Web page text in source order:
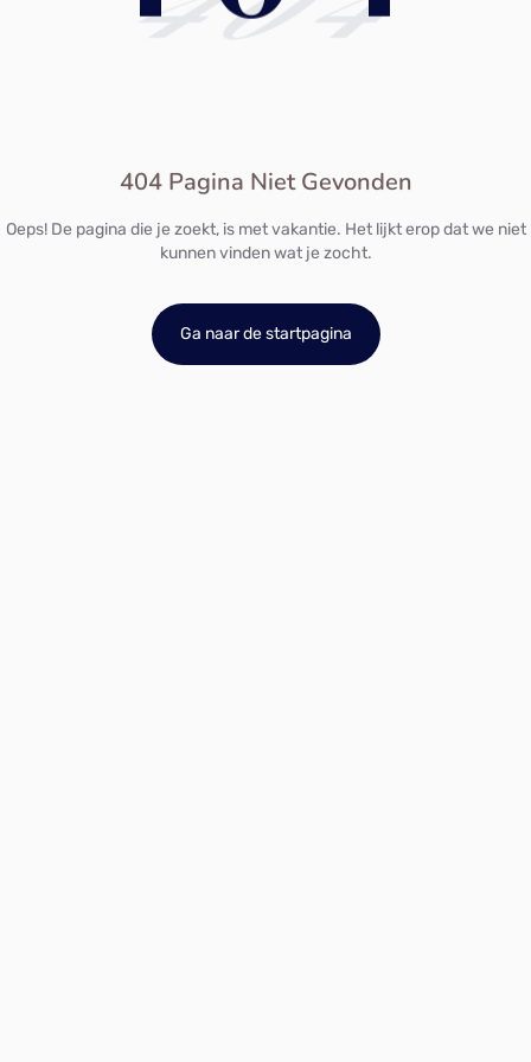
404 Pagina Niet Gevonden
Oeps! De pagina die je zoekt, is met vakantie. Het lijkt erop dat we niet
kunnen vinden wat je zocht.
Ga naar de startpagina